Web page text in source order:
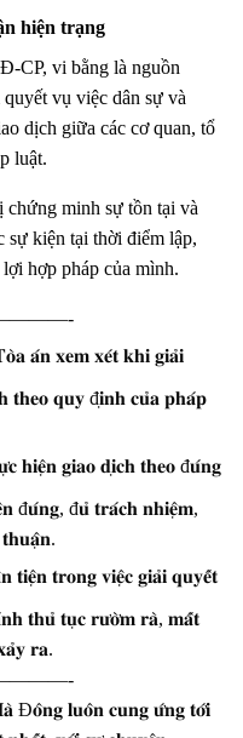
hiện trạng
CP, vi bằng là nguồn
vụ việc dân sự và
dịch giữa các cơ quan, tổ
luật.
chứng minh sự tồn tại và
sự kiện tại thời điểm lập,
hợp pháp của mình.
𝐚́𝐧 𝐱𝐞𝐦 𝐱𝐞́𝐭 𝐤𝐡𝐢 𝐠𝐢𝐚̉𝐢
𝐭𝐡𝐞𝐨 𝐪𝐮𝐲 đ𝐢̣𝐧𝐡 𝐜𝐮̉𝐚 𝐩𝐡𝐚́𝐩
𝐡𝐢𝐞̣̂𝐧 𝐠𝐢𝐚𝐨 𝐝𝐢̣𝐜𝐡 𝐭𝐡𝐞𝐨 đ𝐮́𝐧𝐠
đ𝐮́𝐧𝐠, đ𝐮̉ 𝐭𝐫𝐚́𝐜𝐡 𝐧𝐡𝐢𝐞̣̂𝐦,
𝐭𝐫𝐨𝐧𝐠 𝐯𝐢𝐞̣̂𝐜 𝐠𝐢𝐚̉𝐢 𝐪𝐮𝐲𝐞̂́𝐭
𝐭𝐡𝐮̉ 𝐭𝐮̣𝐜 𝐫𝐮̛𝐨̛̀𝐦 𝐫𝐚̀, 𝐦𝐚̂́𝐭
𝐫𝐚.
𝐥𝐮𝐨̂𝐧 𝐜𝐮𝐧𝐠 𝐮̛́𝐧𝐠 𝐭𝐨̛́𝐢